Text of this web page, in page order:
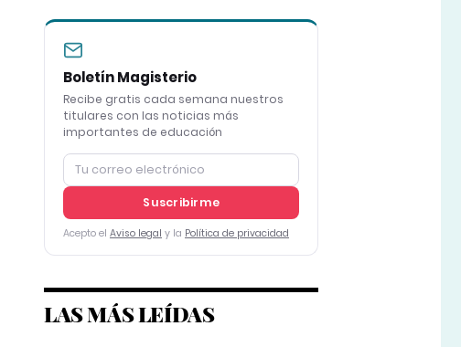
Boletín Magisterio
Recibe gratis cada semana nuestros
titulares con las noticias más
importantes de educación
Suscribirme
Acepto el Aviso legal y la Política de privacidad
LAS MÁS LEÍDAS